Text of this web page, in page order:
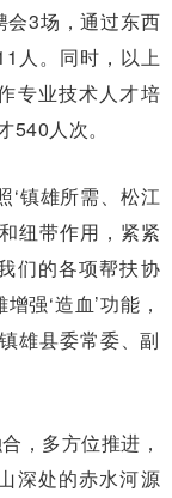
会3场，通过东西
人。同时，以上
专业技术人才培
人次。
‘镇雄所需、松江
纽带作用，紧紧
们的各项帮扶协
强‘造血’功能，
雄县委常委、副
，多方位推进，
深处的赤水河源